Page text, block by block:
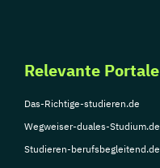
Relevante Portale
Das-Richtige-studieren.de
Wegweiser-duales-Studium.de
Studieren-berufsbegleitend.de